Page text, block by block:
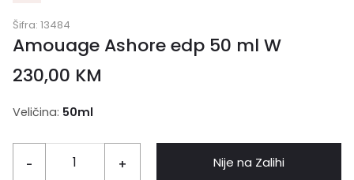
Šifra: 13484
Amouage Ashore edp 50 ml W
230,00 KM
Veličina: 50ml
- + Nije na Zalihi